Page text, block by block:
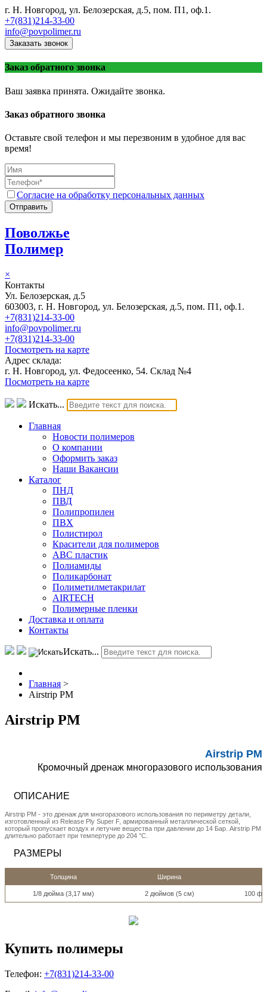
г. Н. Новгород, ул. Белозерская, д.5, пом. П1, оф.1.
+7(831)214-33-00
info@povpolimer.ru
Заказать звонок
Заказ обратного звонка
Ваш заявка принята. Ожидайте звонка.
Заказ обратного звонка
Оставьте свой телефон и мы перезвоним в удобное для вас
время!
Согласие на обработку персональных данных
Отправить
Поволжье
Полимер
×
Контакты
Ул. Белозерская, д.5
603003, г. Н. Новгород, ул. Белозерская, д.5, пом. П1, оф.1.
+7(831)214-33-00
info@povpolimer.ru
+7(831)214-33-00
Посмотреть на карте
Адрес склада:
г. Н. Новгород, ул. Федосеенко, 54. Склад №4
Посмотреть на карте
Искать...
Главная
Новости полимеров
О компании
Оформить заказ
Наши Вакансии
Каталог
ПНД
ПВД
Полипропилен
ПВХ
Полистирол
Красители для полимеров
АВС пластик
Полиамиды
Поликарбонат
Полиметилметакрилат
AIRTECH
Полимерные пленки
Доставка и оплата
Контакты
Искать...
Главная >
Airstrip PM
Airstrip PM
Airstrip PM
Кромочный дренаж многоразового использования
ОПИСАНИЕ
Airstrip PM - это дренаж для многоразового использования по периметру детали,
изготовленный из Release Ply Super F, армированный металлической сеткой,
который пропускает воздух и летучие вещества при давлении до 14 Бар. Airstrip PM
длительно работает при темпертуре до 204 °C.
РАЗМЕРЫ
Толщина Ширина
1/8 дюйма (3,17 мм) 2 дюймов (5 см) 100
Купить полимеры
Телефон: +7(831)214-33-00